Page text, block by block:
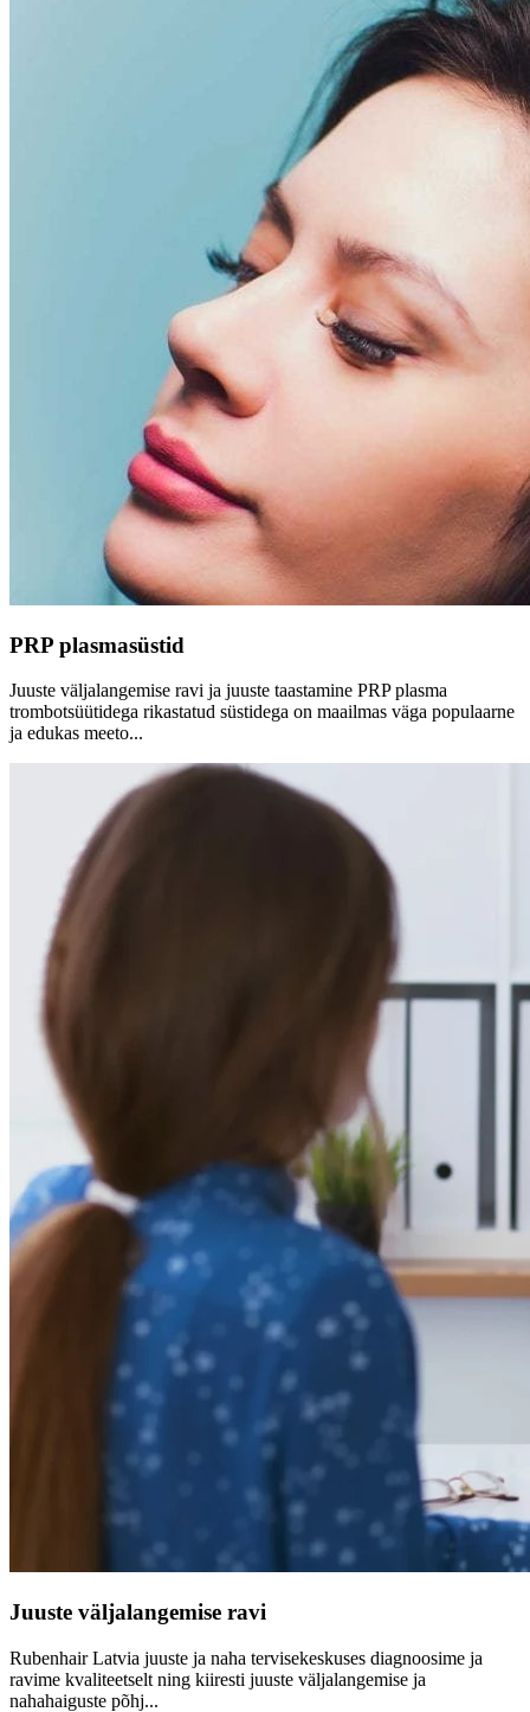
PRP plasmasüstid
Juuste väljalangemise ravi ja juuste taastamine PRP plasma
trombotsüütidega rikastatud süstidega on maailmas väga populaarne
ja edukas meeto...
Juuste väljalangemise ravi
Rubenhair Latvia juuste ja naha tervisekeskuses diagnoosime ja
ravime kvaliteetselt ning kiiresti juuste väljalangemise ja
nahahaiguste põhj...